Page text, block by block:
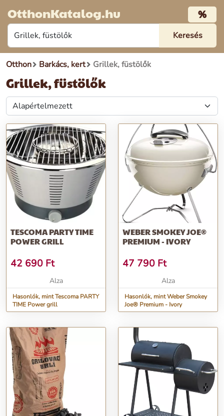
OtthonKatalog.hu %
Otthon Barkács, kert Grillek, füstölők
Grillek, füstölők
TESCOMA PARTY TIME
POWER GRILL
42 690 Ft
Alza
Hasonlók, mint Tescoma PARTY
TIME Power grill
WEBER SMOKEY JOE®
PREMIUM - IVORY
47 790 Ft
Alza
Hasonlók, mint Weber Smokey
Joe® Premium - Ivory